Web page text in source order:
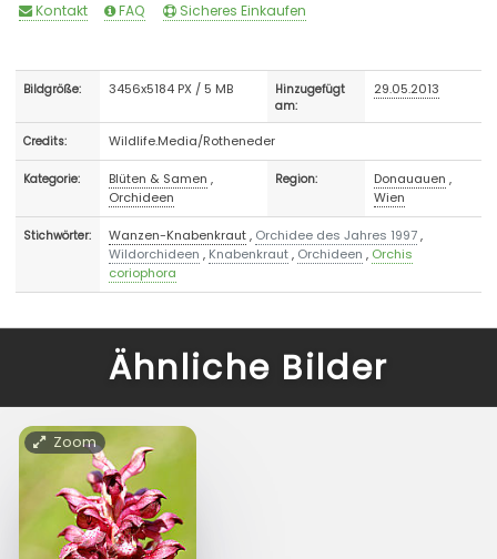
Kontakt FAQ Sicheres Einkaufen
Bildgröße: 3456x5184 PX / 5 MB
Hinzugefügt
am:
29.05.2013
Credits: Wildlife.Media/Rotheneder
Kategorie: Blüten & Samen ,
Orchideen
Region: Donauauen ,
Wien
Stichwörter: Wanzen-Knabenkraut, Orchidee des Jahres 1997,
Wildorchideen , Knabenkraut, Orchideen , Orchis
coriophora
Ähnliche Bilder
Zoom